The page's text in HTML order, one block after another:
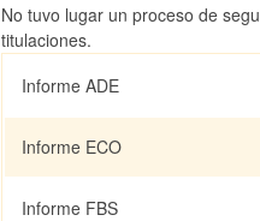
No tuvo lugar un proceso de
titulaciones.
Informe ADE
Informe ECO
Informe FBS